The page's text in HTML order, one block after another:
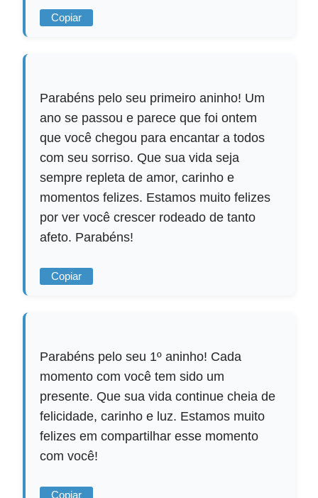
Copiar
Parabéns pelo seu primeiro aninho! Um
ano se passou e parece que foi ontem
que você chegou para encantar a todos
com seu sorriso. Que sua vida seja
sempre repleta de amor, carinho e
momentos felizes. Estamos muito felizes
por ver você crescer rodeado de tanto
afeto. Parabéns!
Copiar
Parabéns pelo seu 1º aninho! Cada
momento com você tem sido um
presente. Que sua vida continue cheia de
felicidade, carinho e luz. Estamos muito
felizes em compartilhar esse momento
com você!
Copiar